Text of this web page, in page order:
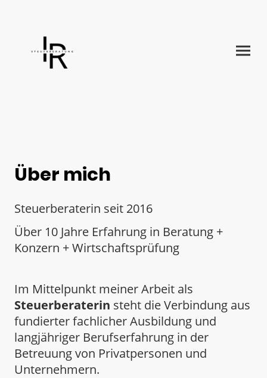
Über mich
Steuerberaterin seit 2016
Über 10 Jahre Erfahrung in Beratung +
Konzern + Wirtschaftsprüfung
Im Mittelpunkt meiner Arbeit als
Steuerberaterin steht die Verbindung aus
fundierter fachlicher Ausbildung und
langjähriger Berufserfahrung in der
Betreuung von Privatpersonen und
Unternehmern.